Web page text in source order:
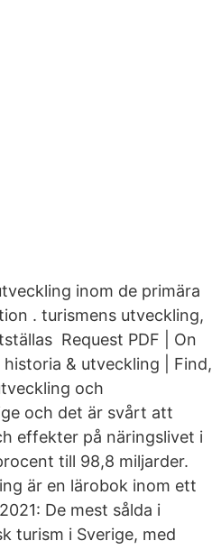
inom de primära
. turismens utveckling,
Request PDF | On
& utveckling | Find,
och
och det är svårt att
effekter på näringslivet i
till 98,8 miljarder.
är en lärobok inom ett
De mest sålda i
turism i Sverige, med